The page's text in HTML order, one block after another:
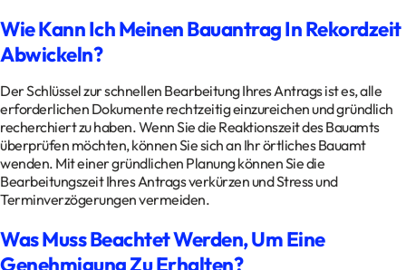
Wie Kann Ich Meinen Bauantrag In Rekordzeit
Abwickeln?
Der Schlüssel zur schnellen Bearbeitung Ihres Antrags ist es, alle
erforderlichen Dokumente rechtzeitig einzureichen und gründlich
recherchiert zu haben. Wenn Sie die Reaktionszeit des Bauamts
überprüfen möchten, können Sie sich an Ihr örtliches Bauamt
wenden. Mit einer gründlichen Planung können Sie die
Bearbeitungszeit Ihres Antrags verkürzen und Stress und
Terminverzögerungen vermeiden.
Was Muss Beachtet Werden, Um Eine
Genehmigung Zu Erhalten?